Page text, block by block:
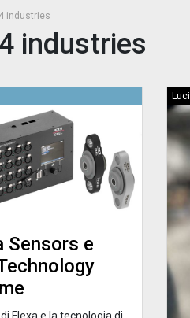
industries
industries
Sensors e
Luci